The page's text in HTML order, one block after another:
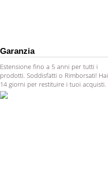
Garanzia
Estensione fino a 5 anni per tutti i
prodotti. Soddisfatti o Rimborsati! Hai
14 giorni per restituire i tuoi acquisti.